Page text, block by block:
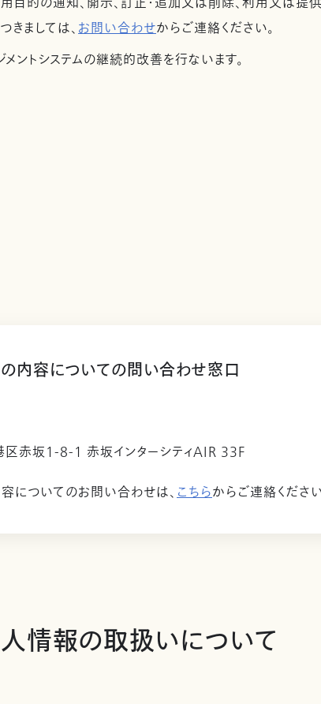
ましては、お問い合わせからご連絡ください。
ントシステムの継続的改善を行ないます。
内容についての問い合わせ窓口
赤坂1-8-1 赤坂インターシティAIR 33F
についてのお問い合わせは、こちらからご連絡くださ
情報の取扱いについて